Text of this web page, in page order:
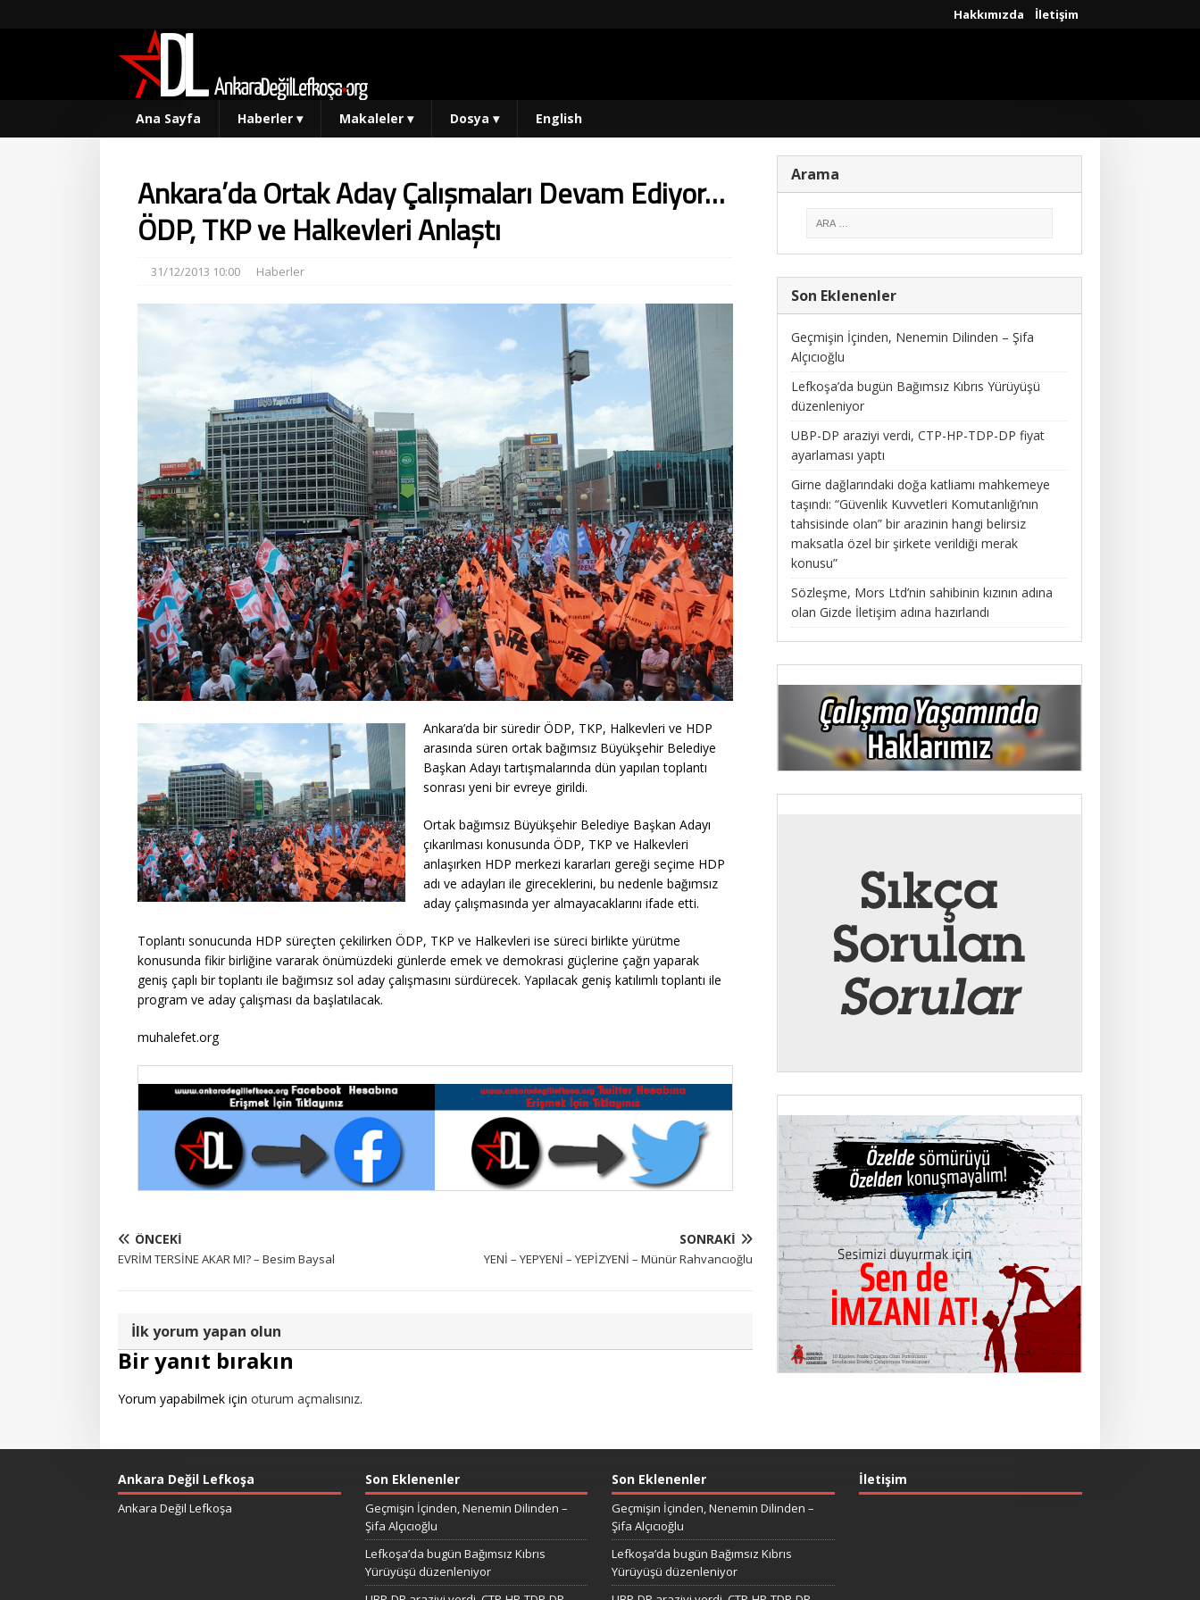
Hakkımızda İletişim
Ana Sayfa Haberler ▾ Makaleler ▾ Dosya ▾ English
Ankara’da Ortak Aday Çalışmaları Devam Ediyor…
ÖDP, TKP ve Halkevleri Anlaştı
31/12/2013 10:00 Haberler
Ankara’da bir süredir ÖDP, TKP, Halkevleri ve HDP
arasında süren ortak bağımsız Büyükşehir Belediye
Başkan Adayı tartışmalarında dün yapılan toplantı
sonrası yeni bir evreye girildi.
Ortak bağımsız Büyükşehir Belediye Başkan Adayı
çıkarılması konusunda ÖDP, TKP ve Halkevleri
anlaşırken HDP merkezi kararları gereği seçime HDP
adı ve adayları ile gireceklerini, bu nedenle bağımsız
aday çalışmasında yer almayacaklarını ifade etti.
Toplantı sonucunda HDP süreçten çekilirken ÖDP, TKP ve Halkevleri ise süreci birlikte yürütme
konusunda fikir birliğine vararak önümüzdeki günlerde emek ve demokrasi güçlerine çağrı yaparak
geniş çaplı bir toplantı ile bağımsız sol aday çalışmasını sürdürecek. Yapılacak geniş katılımlı toplantı ile
program ve aday çalışması da başlatılacak.
muhalefet.org
ÖNCEKI
EVRİM TERSİNE AKAR MI? – Besim Baysal
SONRAKI
YENİ – YEPYENİ – YEPİZYENİ – Münür Rahvancıoğlu
İlk yorum yapan olun
Bir yanıt bırakın
Yorum yapabilmek için oturum açmalısınız.
Arama
Son Eklenenler
Geçmişin İçinden, Nenemin Dilinden – Şifa
Alçıcıoğlu
Lefkoşa’da bugün Bağımsız Kıbrıs Yürüyüşü
düzenleniyor
UBP-DP araziyi verdi, CTP-HP-TDP-DP fiyat
ayarlaması yaptı
Girne dağlarındaki doğa katliamı mahkemeye
taşındı: “Güvenlik Kuvvetleri Komutanlığı’nın
tahsisinde olan” bir arazinin hangi belirsiz
maksatla özel bir şirkete verildiği merak
konusu”
Sözleşme, Mors Ltd’nin sahibinin kızının adına
olan Gizde İletişim adına hazırlandı
Ankara Değil Lefkoşa
Ankara Değil Lefkoşa
Son Eklenenler
Geçmişin İçinden, Nenemin Dilinden –
Şifa Alçıcıoğlu
Lefkoşa’da bugün Bağımsız Kıbrıs
Yürüyüşü düzenleniyor
Son Eklenenler
Geçmişin İçinden, Nenemin Dilinden –
Şifa Alçıcıoğlu
Lefkoşa’da bugün Bağımsız Kıbrıs
Yürüyüşü düzenleniyor
İletişim